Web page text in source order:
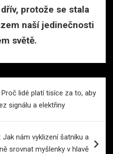
protože se stala
naší jedinečnosti
světě.
lidé platí tisíce za to, aby
signálu a elektřiny
nám vyklizení šatníku a
srovnat myšlenky v hlavě